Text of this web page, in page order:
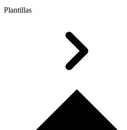
Plantillas